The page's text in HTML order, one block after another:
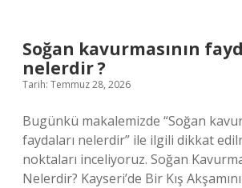
Soğan kavurmasının
nelerdir ?
Tarih: Temmuz 28, 2026
Bugünkü makalemizde “Soğan
faydaları nelerdir” ile ilgili dikkat
noktaları inceliyoruz. Soğan
Nelerdir? Kayseri’de Bir Kış